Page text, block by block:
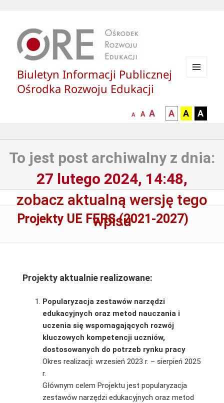
Biuletyn Informacji Publicznej
Ośrodka Rozwoju Edukacji
mniejsza
A
normalna
A
większa-
czcionka
A
kontrast
czarny
białym
A
kontrast
czarny
zółtym
A
żółty
A
To jest post archiwalny z dnia:
27 lutego 2024, 14:48,
zobacz aktualną wersję tego
wpisu
Projekty UE FERS (2021-2027)
Projekty aktualnie realizowane:
Popularyzacja zestawów narzędzi
edukacyjnych oraz metod nauczania i
uczenia się wspomagających rozwój
kluczowych kompetencji uczniów,
dostosowanych do potrzeb rynku pracy
Okres realizacji: wrzesień 2023 r. – sierpień 2025
r.
Głównym celem Projektu jest popularyzacja
zestawów narzędzi edukacyjnych oraz metod